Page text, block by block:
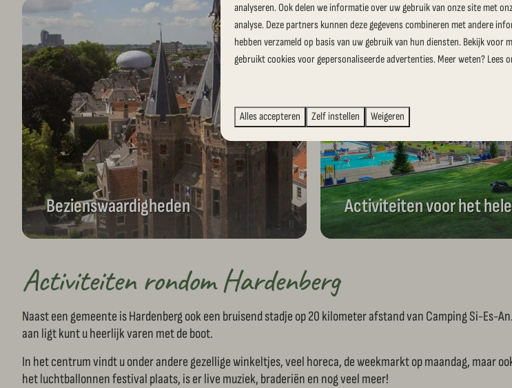
Bezienswaardigheden Activiteiten voor het
Activiteiten rondom Hardenberg
Naast een gemeente is Hardenberg ook een bruisend stadje op 20 kilometer afstand van Camping Si-Es-
aan ligt kunt u heerlijk varen met de boot.
In het centrum vindt u onder andere gezellige winkeltjes, veel horeca, de weekmarkt op maandag, maar
het luchtballonnen festival plaats, is er live muziek, braderiën en nog veel meer!
analyseren. Ook delen we informatie over uw gebruik van onze site met
analyse. Deze partners kunnen deze gegevens combineren met andere
hebben verzameld op basis van uw gebruik van hun diensten. Bekijk voor
gebruikt cookies voor gepersonaliseerde advertenties. Meer weten? Lees
Alles accepteren Zelf instellen Weigeren